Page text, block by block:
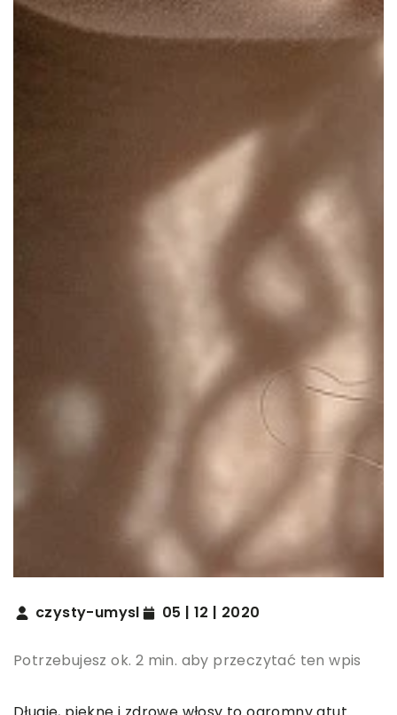
czysty-umysl 05 | 12 | 2020
Potrzebujesz ok. 2 min. aby przeczytać ten wpis